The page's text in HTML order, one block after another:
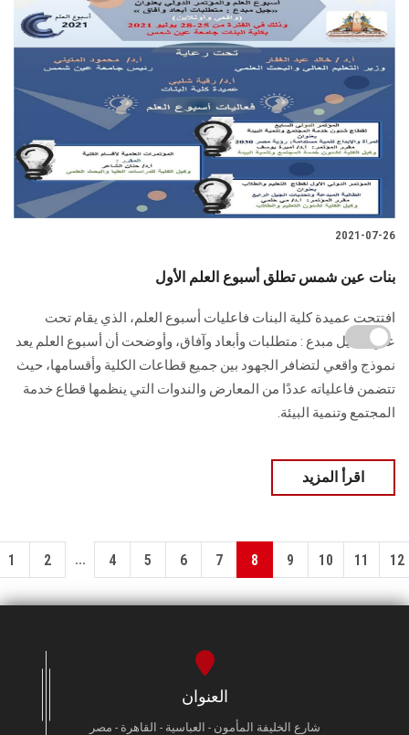
2021-07-26
بنات عين شمس تطلق أسبوع العلم الأول
افتتحت عميدة كلية البنات فاعليات أسبوع العلم، الذي يقام تحت
عنوان جيل مبدع : متطلبات وأبعاد وآفاق، وأوضحت أن أسبوع العلم يعد
نموذج واقعي لتضافر الجهود بين جميع قطاعات الكلية وأقسامها، حيث
تتضمن فاعلياته عددًا من المعارض والندوات التي ينظمها قطاع خدمة
المجتمع وتنمية البيئة.
اقرأ المزيد
1 2 ... 4 5 6 7 8 9 10 11 12
العنوان
شارع الخليفة المأمون - العباسية - القاهرة - مصر